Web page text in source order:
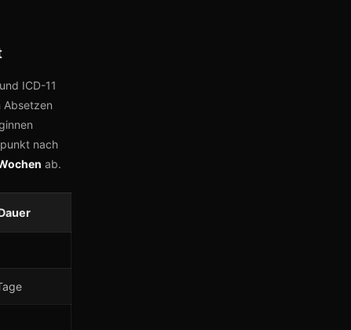
ICD-11
Absetzen
nach
ab.